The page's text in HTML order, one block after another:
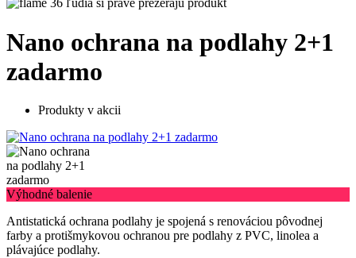
36 ľudia si práve prezerajú produkt
Nano ochrana na podlahy 2+1
zadarmo
Produkty v akcii
Výhodné balenie
Antistatická ochrana podlahy je spojená s renováciou pôvodnej
farby a protišmykovou ochranou pre podlahy z PVC, linolea a
plávajúce podlahy.